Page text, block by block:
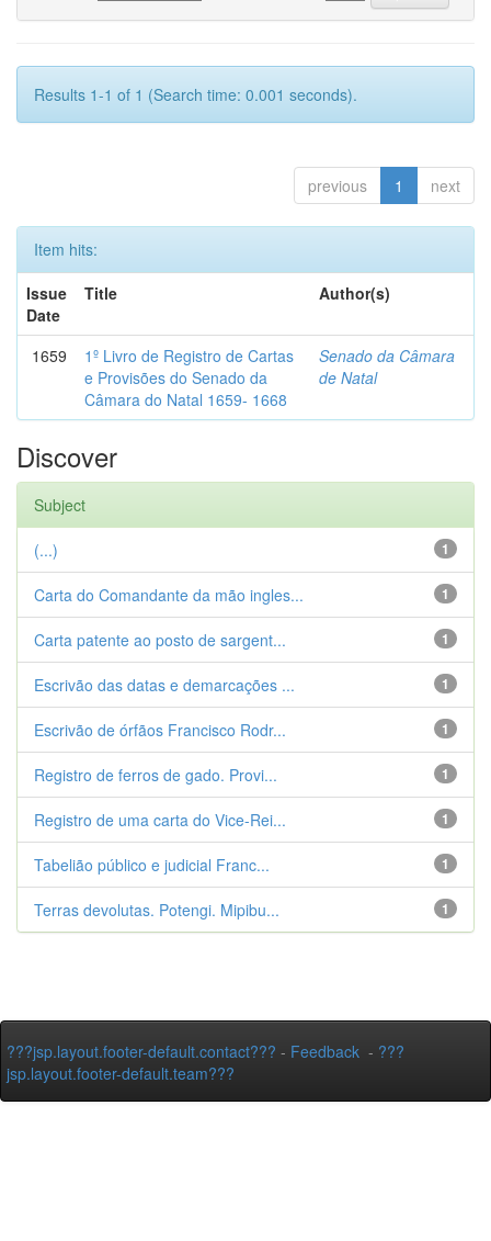
Results 1-1 of 1 (Search time: 0.001 seconds).
previous 1 next
Item hits:
Issue
Date
Title Author(s)
1659
1º Livro de Registro de Cartas
e Provisões do Senado da
Câmara do Natal 1659- 1668
Senado da Câmara
de Natal
Discover
Subject
1
(...)
1
Carta do Comandante da mão ingles...
1
Carta patente ao posto de sargent...
1
Escrivão das datas e demarcações ...
1
Escrivão de órfãos Francisco Rodr...
1
Registro de ferros de gado. Provi...
1
Registro de uma carta do Vice-Rei...
1
Tabelião público e judicial Franc...
1
Terras devolutas. Potengi. Mipibu...
???jsp.layout.footer-default.contact??? - Feedback - ???
jsp.layout.footer-default.team???